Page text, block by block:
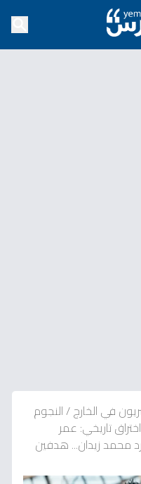
في الخارج/النجوم
اختراق تاريخي: عمر
محمد زيدان... هدفين